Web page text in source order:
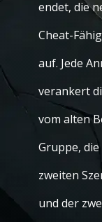
endet, die
Cheat-
auf. Jede
verankert
vom alten
Gruppe,
zweiten
und der